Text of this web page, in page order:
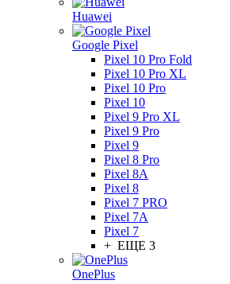
Huawei
Google Pixel
Pixel 10 Pro Fold
Pixel 10 Pro XL
Pixel 10 Pro
Pixel 10
Pixel 9 Pro XL
Pixel 9 Pro
Pixel 9
Pixel 8 Pro
Pixel 8A
Pixel 8
Pixel 7 PRO
Pixel 7A
Pixel 7
+ ЕЩЕ 3
OnePlus